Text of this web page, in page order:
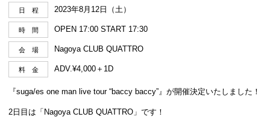
日 程 2023年8月12日（土）
時 間 OPEN 17:00 START 17:30
会 場 Nagoya CLUB QUATTRO
料 金 ADV.¥4,000＋1D
『suga/es one man live tour “baccy baccy”』が開催決定いたしました！
2日目は「Nagoya CLUB QUATTRO」です！